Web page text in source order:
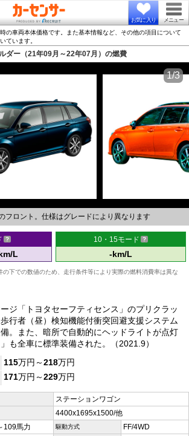
お気に入り メニュー
の車両本体価格です。また基本情報など、その他の項目について
ています。
ダー（21年09月～22年07月）の燃費
フロント。仕様はグレードにより異なります
1/3
L
10・15モード
-km/L
下での数値のため、走行条件等により実際の燃料消費率は異な
ジ「トヨタセーフティセンス」のプリクラッ
行者（昼）検知機能付衝突回避支援システム
。また、暗所で自動的にヘッドライトが点灯
も全車に標準装備された。（2021.9）
115万円～218万円
171万円～229万円
ステーションワゴン
4400x1695x1500/他
109馬力 駆動方式 FF/4WD